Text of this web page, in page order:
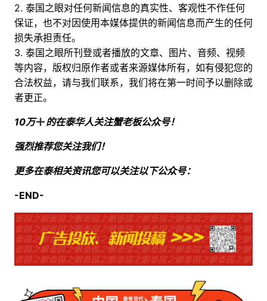
2. 泰国之眼对任何新闻信息的真实性、客观性不作任何
保证，也不对因使用本媒体提供的新闻信息而产生的任何
损失承担责任。
3. 泰国之眼所刊登或者播放的文章、图片、音频、视频
等内容，版权归原作者或者来源媒体所有，如有侵犯您的
合法权益，请与我们联系，我们将在第一时间予以删除或
者更正。
10万 的在泰华人关注蟹老板公众号！
强烈推荐您关注我们！
更多在泰相关资讯您可以关注以下公众号：
-END-